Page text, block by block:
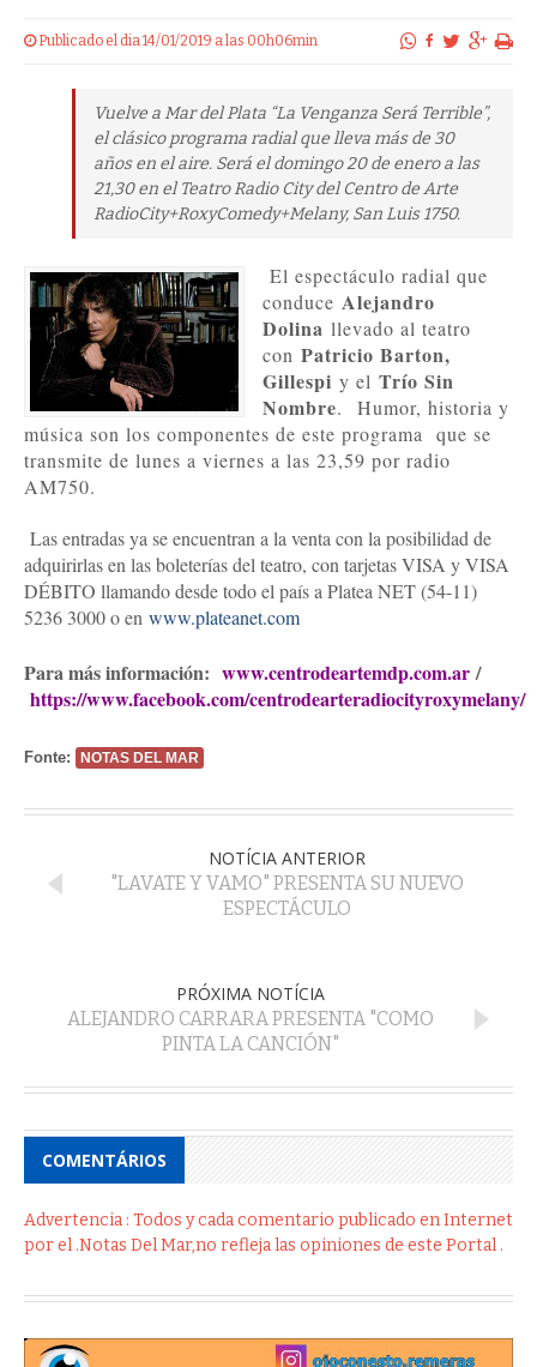
Publicado el dia 14/01/2019 a las 00h06min
Vuelve a Mar del Plata “La Venganza Será Terrible”,
el clásico programa radial que lleva más de 30
años en el aire. Será el domingo 20 de enero a las
21,30 en el Teatro Radio City del Centro de Arte
RadioCity+RoxyComedy+Melany, San Luis 1750.
El espectáculo radial que
conduce Alejandro
Dolina llevado al teatro
con Patricio Barton,
Gillespi y el Trío Sin
Nombre. Humor, historia y
música son los componentes de este programa que se
transmite de lunes a viernes a las 23,59 por radio
AM750.
Las entradas ya se encuentran a la venta con la posibilidad de
adquirirlas en las boleterías del teatro, con tarjetas VISA y VISA
DÉBITO llamando desde todo el país a Platea NET (54-11)
5236 3000 o en www.plateanet.com
Para más información: www.centrodeartemdp.com.ar/
https://www.facebook.com/centrodearteradiocityroxymelany/
Fonte: NOTAS DEL MAR
NOTÍCIA ANTERIOR
"LAVATE Y VAMO" PRESENTA SU NUEVO
ESPECTÁCULO
PRÓXIMA NOTÍCIA
ALEJANDRO CARRARA PRESENTA "COMO
PINTA LA CANCIÓN"
COMENTÁRIOS
Advertencia : Todos y cada comentario publicado en Internet
por el .Notas Del Mar,no refleja las opiniones de este Portal .